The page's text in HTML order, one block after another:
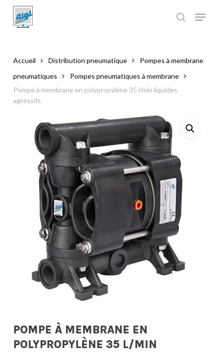
main
Accueil Distribution pneumatique
Pompes à membrane
pneumatiques
Pompes pneumatiques à membrane
Pompe à membrane en polypropylène 35 l/min liquides
agressifs
POMPE À MEMBRANE EN
POLYPROPYLÈNE 35 L/MIN